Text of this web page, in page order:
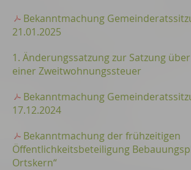
Bekanntmachung
21.01.2025
1. Änderungssatzung zur Satzung
einer Zweitwohnungssteuer
Bekanntmachung
17.12.2024
Bekanntmachung der frühzeitigen
Öffentlichkeitsbeteiligung
Ortskern“